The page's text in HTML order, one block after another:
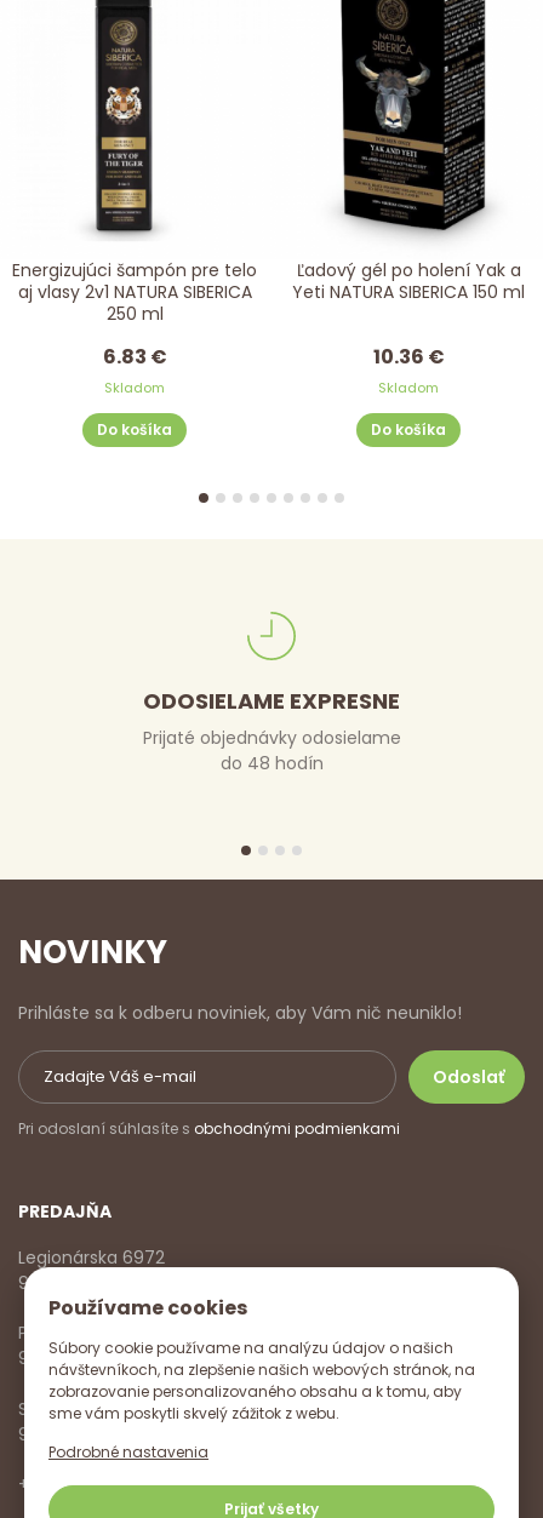
Používame cookies
Súbory cookie používame na analýzu údajov o našich
návštevníkoch, na zlepšenie našich webových stránok, na
zobrazovanie personalizovaného obsahu a k tomu, aby
sme vám poskytli skvelý zážitok z webu.
Podrobné nastavenia
Prijať všetky
Energizujúci šampón pre telo
aj vlasy 2v1 NATURA SIBERICA
250 ml
6.83 €
Skladom
Do košíka
Ľadový gél po holení Yak a
Yeti NATURA SIBERICA 150 ml
10.36 €
Skladom
Do košíka
ODOSIELAME EXPRESNE
Prijaté objednávky odosielame
do 48 hodín
NOVINKY
Prihláste sa k odberu noviniek, aby Vám nič neuniklo!
Pri odoslaní súhlasíte s obchodnými podmienkami
PREDAJŇA
Legionárska 6972
911 01 Trenčín
Pondelok - Piatok
9:00 - 17:00
Sobota
9:00 - 12:00
+421 918 785 620,+421 915 572 350,info@vitanella.sk